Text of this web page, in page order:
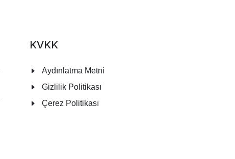
KVKK
Aydınlatma Metni
Gizlilik Politikası
Çerez Politikası